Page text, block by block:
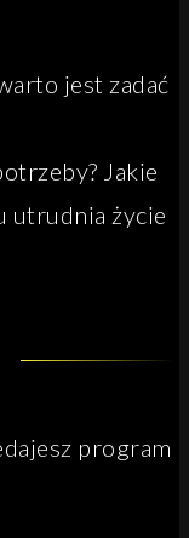
jest zadać
Jakie
utrudnia życie
program